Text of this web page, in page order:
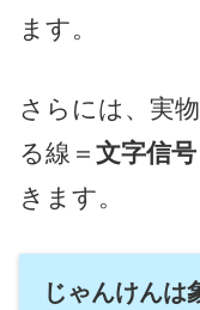
ます。
さらには、実
る線＝ 文字信号
きます。
じゃんけんは